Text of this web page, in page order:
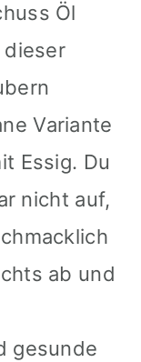
Öl
Variante
Essig. Du
nicht auf,
ab und
gesunde